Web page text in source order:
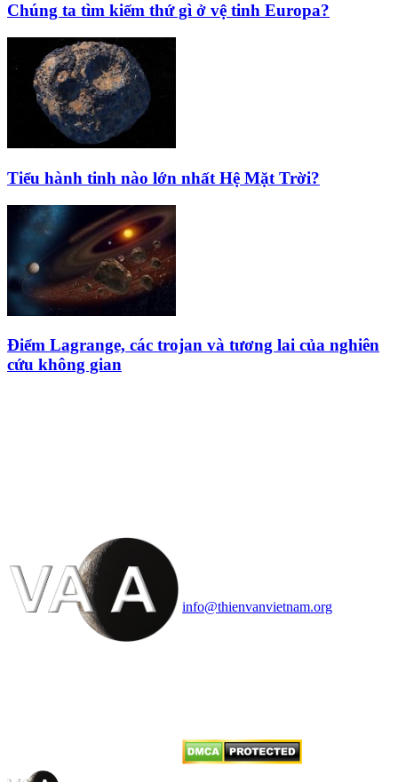
Chúng ta tìm kiếm thứ gì ở vệ tinh Europa?
Tiểu hành tinh nào lớn nhất Hệ Mặt Trời?
Điểm Lagrange, các trojan và tương lai của nghiên
cứu không gian
info@thienvanvietnam.org